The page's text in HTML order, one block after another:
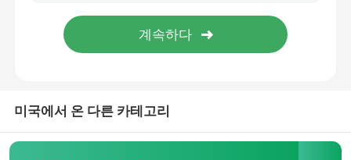
주입 튜브
미국에서 온 다른 카테고리